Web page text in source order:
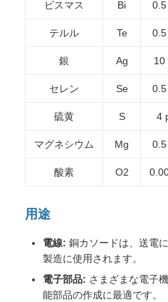
ビスマス Bi
テルル Te
銀 Ag 10
セレン Se
硫黄 S 4
マグネシウム Mg
酸素 O2
用途
電線: 銅カソードは、送電
製造に使用されます。
電子部品: さまざまな電子
能部品の作成に最適です。